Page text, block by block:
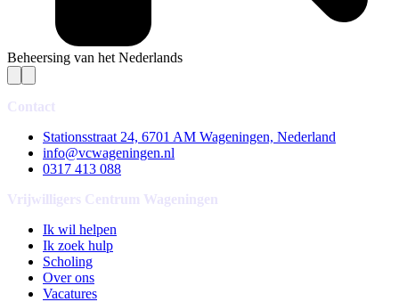
Beheersing van het Nederlands
Contact
Stationsstraat 24, 6701 AM Wageningen, Nederland
info@vcwageningen.nl
0317 413 088
Vrijwilligers Centrum Wageningen
Ik wil helpen
Ik zoek hulp
Scholing
Over ons
Vacatures